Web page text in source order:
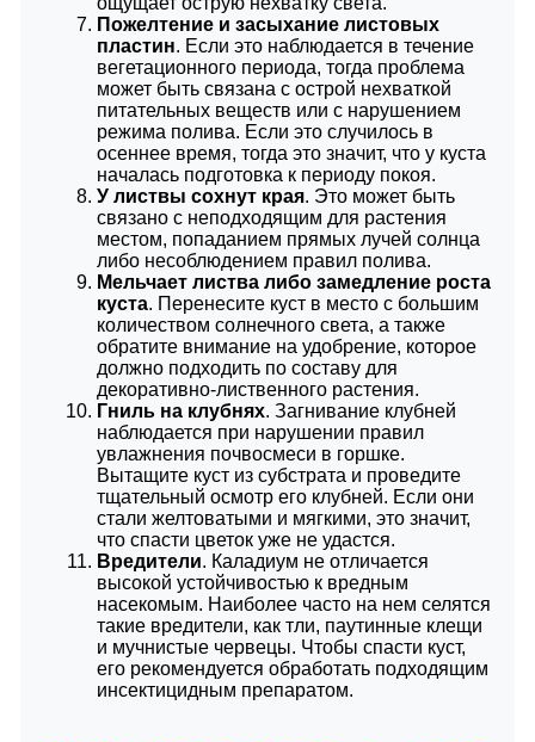
Пожелтение и засыхание листовых
пластин. Если это наблюдается в течение
вегетационного периода, тогда проблема
может быть связана с острой нехваткой
питательных веществ или с нарушением
режима полива. Если это случилось в
осеннее время, тогда это значит, что у куста
началась подготовка к периоду покоя.
У листвы сохнут края. Это может быть
связано с неподходящим для растения
местом, попаданием прямых лучей солнца
либо несоблюдением правил полива.
Мельчает листва либо замедление роста
куста. Перенесите куст в место с большим
количеством солнечного света, а также
обратите внимание на удобрение, которое
должно подходить по составу для
декоративно-лиственного растения.
Гниль на клубнях. Загнивание клубней
наблюдается при нарушении правил
увлажнения почвосмеси в горшке.
Вытащите куст из субстрата и проведите
тщательный осмотр его клубней. Если они
стали желтоватыми и мягкими, это значит,
что спасти цветок уже не удастся.
Вредители. Каладиум не отличается
высокой устойчивостью к вредным
насекомым. Наиболее часто на нем селятся
такие вредители, как тли, паутинные клещи
и мучнистые червецы. Чтобы спасти куст,
его рекомендуется обработать подходящим
инсектицидным препаратом.